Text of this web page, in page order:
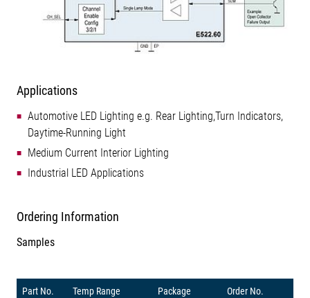
Applications
Automotive LED Lighting e.g. Rear Lighting,Turn Indicators,
Daytime-Running Light
Medium Current Interior Lighting
Industrial LED Applications
Ordering Information
Samples
Part No. Temp Range Package Order No.